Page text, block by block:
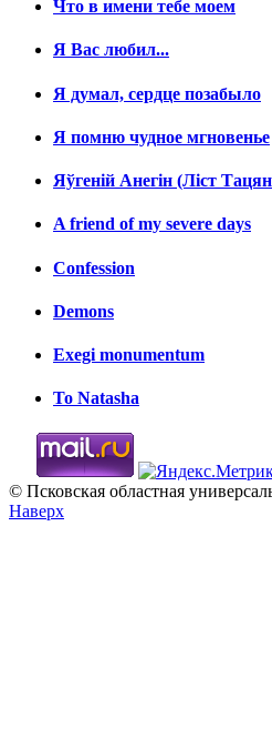
Что в имени тебе моем
Я Вас любил...
Я думал, сердце позабыло
Я помню чудное мгновенье
Яўгенiй Анегін (Лiст
A friend of my severe days
Confession
Demons
Exegi monumentum
To Natasha
© Псковская областная
Наверх